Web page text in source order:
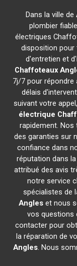
Dans la ville de
plombier
électriques
disposition pour
d'entretien et
Chaffoteaux
7j/7 pour
délais
suivant votre
électrique
rapidement.
des garanties sur
confiance dans
réputation dans la
attribué des avis
notre service
spécialistes de
Angles et nous
vos questions
contacter pour
la réparation de
Angles. Nous